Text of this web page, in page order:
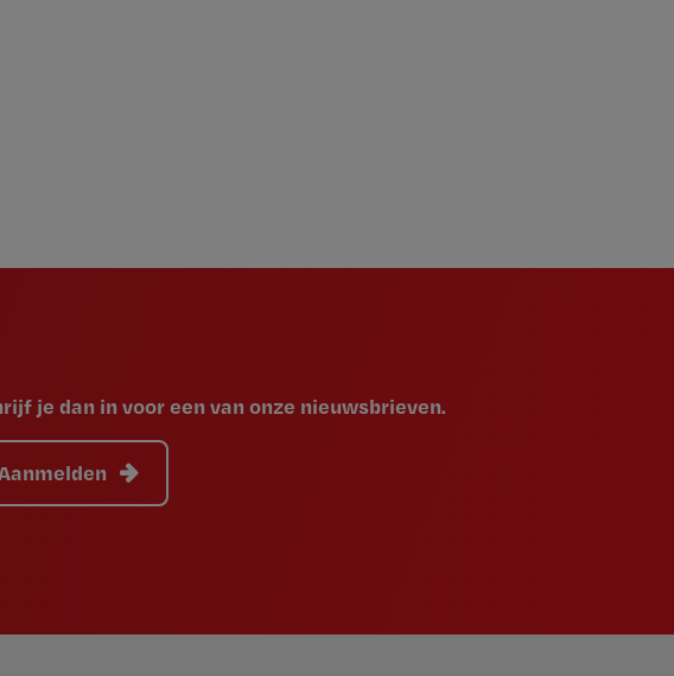
je dan in voor een van onze nieuwsbrieven.